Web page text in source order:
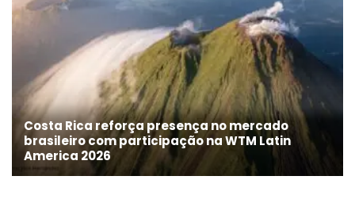
Costa Rica reforça presença no mercado
brasileiro com participação na WTM Latin
America 2026